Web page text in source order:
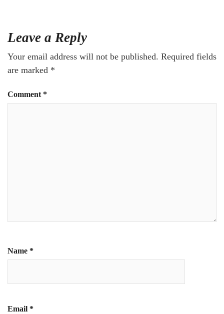
Leave a Reply
Your email address will not be published. Required fields
are marked *
Comment *
Name *
Email *